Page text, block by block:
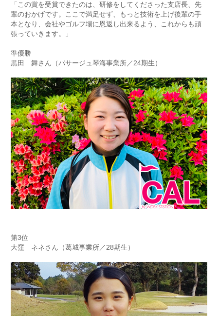
「この賞を受賞できたのは、研修をしてくださった支店長、先
輩のおかげです。ここで満足せず、もっと技術を上げ後輩の手
本となり、会社やゴルフ場に恩返し出来るよう、これからも頑
張っていきます。」
準優勝
黒田 舞さん（パサージュ琴海事業所／24期生）
第3位
大窪 ネネさん（葛城事業所／28期生）